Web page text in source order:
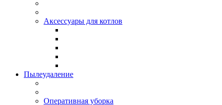
Аксессуары для котлов
Пылеудаление
Оперативная уборка